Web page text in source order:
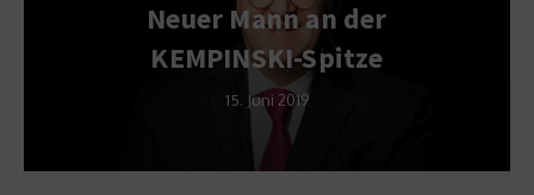
Neuer Mann an der
KEMPINSKI-Spitze
15. Juni 2019